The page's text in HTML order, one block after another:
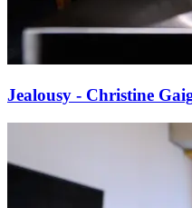
Jealousy - Christine